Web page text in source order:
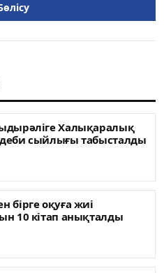
Халықаралық
сыйлығы табысталды
бірге оқуға жиі
10 кітап анықталды